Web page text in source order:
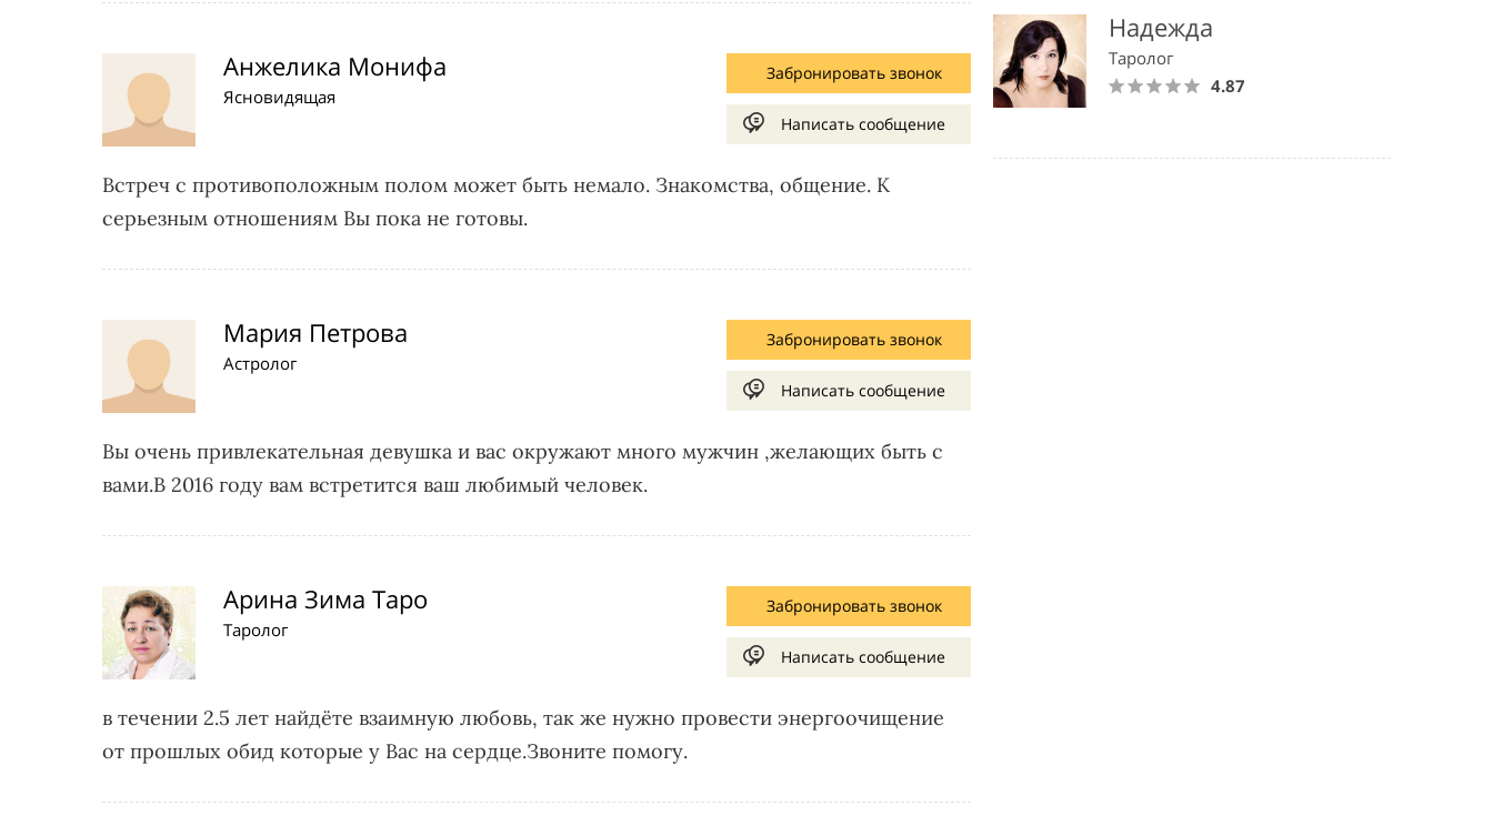
Анжелика Монифа
Ясновидящая
Забронировать звонок
Написать сообщение
Встреч с противоположным полом может быть немало. Знакомства, общение. К
серьезным отношениям Вы пока не готовы.
Мария Петрова
Астролог
Забронировать звонок
Написать сообщение
Вы очень привлекательная девушка и вас окружают много мужчин ,желающих быть с
вами.В 2016 году вам встретится ваш любимый человек.
Арина Зима Таро
Таролог
Забронировать звонок
Написать сообщение
в течении 2.5 лет найдёте взаимную любовь, так же нужно провести энергоочищение
от прошлых обид которые у Вас на сердце.Звоните помогу.
Надежда
Таролог
4.87